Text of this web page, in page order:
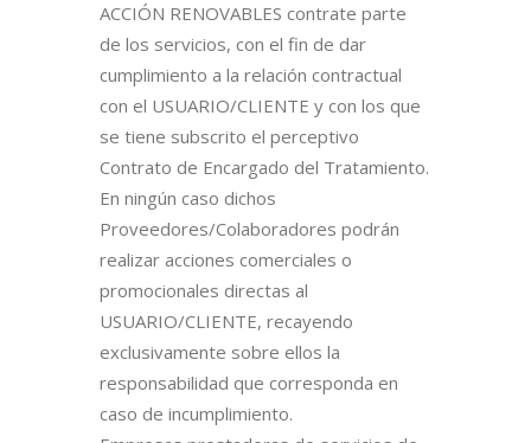
ACCIÓN RENOVABLES contrate parte
de los servicios, con el fin de dar
cumplimiento a la relación contractual
con el USUARIO/CLIENTE y con los que
se tiene subscrito el perceptivo
Contrato de Encargado del Tratamiento.
En ningún caso dichos
Proveedores/Colaboradores podrán
realizar acciones comerciales o
promocionales directas al
USUARIO/CLIENTE, recayendo
exclusivamente sobre ellos la
responsabilidad que corresponda en
caso de incumplimiento.